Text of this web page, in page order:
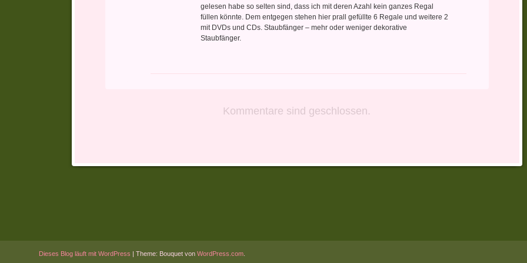
gelesen habe so selten sind, dass ich mit deren Azahl kein ganzes Regal
füllen könnte. Dem entgegen stehen hier prall gefüllte 6 Regale und weitere 2
mit DVDs und CDs. Staubfänger – mehr oder weniger dekorative
Staubfänger.
Kommentare sind geschlossen.
Dieses Blog läuft mit WordPress Theme: Bouquet von WordPress.com